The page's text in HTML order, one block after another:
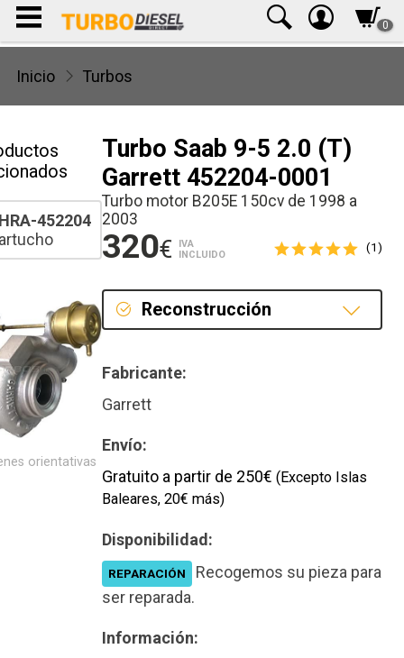
0
Inicio Turbos
Turbo Saab 9-5 2.0 (T)
Garrett 452204-0001
Turbo motor B205E 150cv de 1998 a
2003
320€
IVA
INCLUIDO
(1)
Reconstrucción
Fabricante:
Garrett
Envío:
Gratuito a partir de 250€ (Excepto Islas
Baleares, 20€ más)
Disponibilidad:
REPARACIÓN
Recogemos su pieza para
ser reparada.
Información:
orientativas
452204